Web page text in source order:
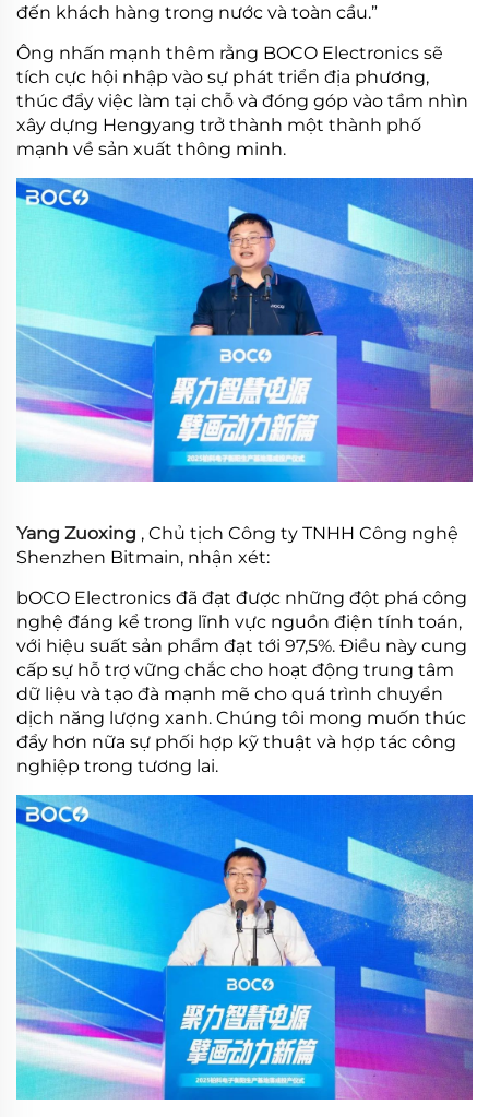
đến khách hàng trong nước và toàn cầu.”
Ông nhấn mạnh thêm rằng BOCO Electronics sẽ
tích cực hội nhập vào sự phát triển địa phương,
thúc đẩy việc làm tại chỗ và đóng góp vào tầm nhìn
xây dựng Hengyang trở thành một thành phố
mạnh về sản xuất thông minh.
Yang Zuoxing , Chủ tịch Công ty TNHH Công nghệ
Shenzhen Bitmain, nhận xét:
bOCO Electronics đã đạt được những đột phá công
nghệ đáng kể trong lĩnh vực nguồn điện tính toán,
với hiệu suất sản phẩm đạt tới 97,5%. Điều này cung
cấp sự hỗ trợ vững chắc cho hoạt động trung tâm
dữ liệu và tạo đà mạnh mẽ cho quá trình chuyển
dịch năng lượng xanh. Chúng tôi mong muốn thúc
đẩy hơn nữa sự phối hợp kỹ thuật và hợp tác công
nghiệp trong tương lai.